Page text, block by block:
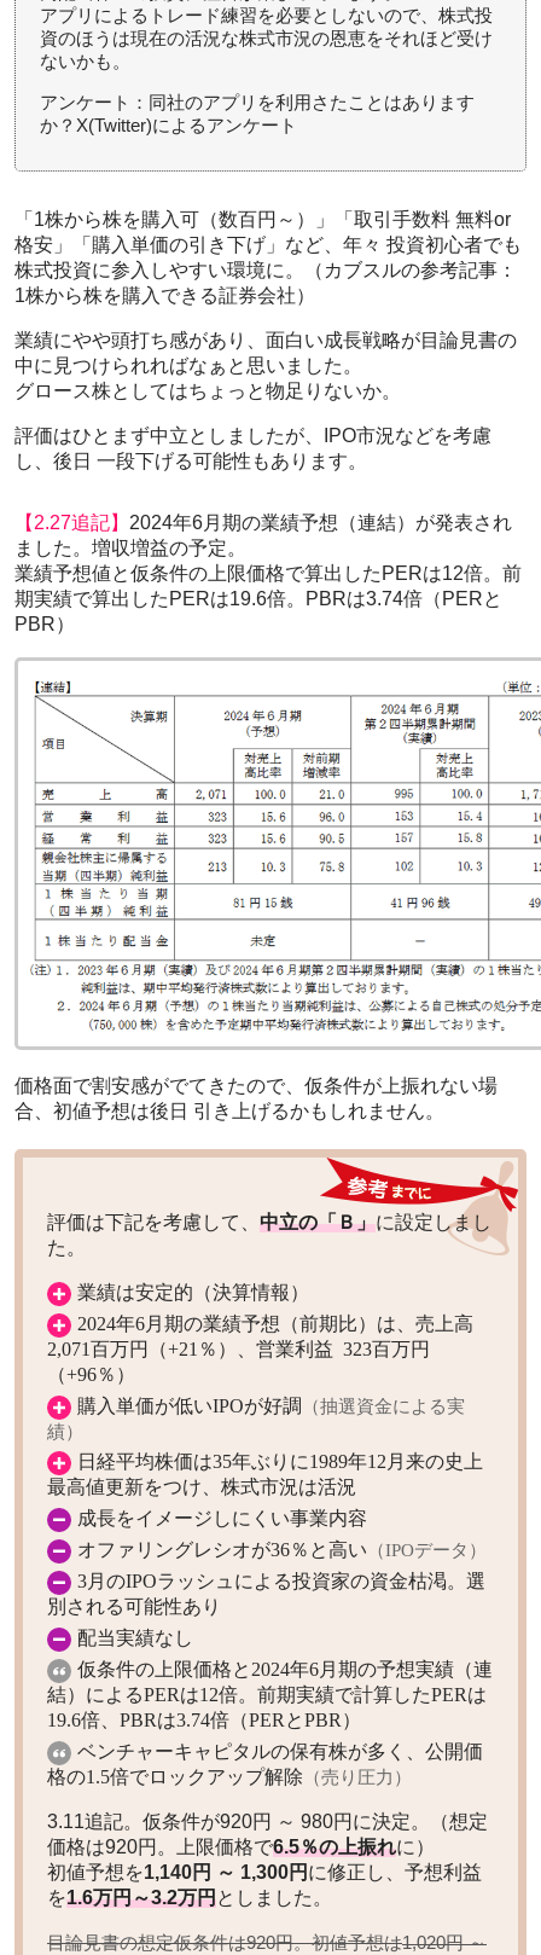
アプリによるトレード練習を必要としないので、株式投
資のほうは現在の活況な株式市況の恩恵をそれほど受け
ないかも。
アンケート：同社のアプリを利用さたことはあります
か？X(Twitter)によるアンケート
「1株から株を購入可（数百円～）」「取引手数料 無料or
格安」「購入単価の引き下げ」など、年々 投資初心者でも
株式投資に参入しやすい環境に。（カブスルの参考記事：
1株から株を購入できる証券会社）
業績にやや頭打ち感があり、面白い成長戦略が目論見書の
中に見つけられればなぁと思いました。
グロース株としてはちょっと物足りないか。
評価はひとまず中立としましたが、IPO市況などを考慮
し、後日 一段下げる可能性もあります。
【2.27追記】 2024年6月期の業績予想（連結）が発表され
ました。増収増益の予定。
業績予想値と仮条件の上限価格で算出したPERは12倍。前
期実績で算出したPERは19.6倍。PBRは3.74倍（PERと
PBR）
価格面で割安感がでてきたので、仮条件が上振れない場
合、初値予想は後日 引き上げるかもしれません。
評価は下記を考慮して、 中立の「Ｂ」に設定しまし
た。
業績は安定的（決算情報）
2024年6月期の業績予想（前期比）は、売上高
2,071百万円（+21％）、営業利益 323百万円
（+96％）
購入単価が低いIPOが好調 （抽選資金による実
績）
日経平均株価は35年ぶりに1989年12月来の史上
最高値更新をつけ、株式市況は活況
成長をイメージしにくい事業内容
オファリングレシオが36％と高い （IPOデータ）
3月のIPOラッシュによる投資家の資金枯渇。選
別される可能性あり
配当実績なし
仮条件の上限価格と2024年6月期の予想実績（連
結）によるPERは12倍。前期実績で計算したPERは
19.6倍、PBRは3.74倍（PERとPBR）
ベンチャーキャピタルの保有株が多く、公開価
格の1.5倍でロックアップ解除 （売り圧力）
3.11追記。仮条件が920円 ～ 980円に決定。（想定
価格は920円。上限価格で6.5％の上振れに）
初値予想を1,140円 ～ 1,300円 に修正し、予想利益
を1.6万円～3.2万円としました。
目論見書の想定仮条件は920円。初値予想は1,020円 ～